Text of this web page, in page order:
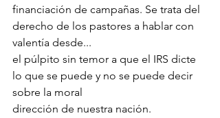
financiación de campañas. Se trata del
derecho de los pastores a hablar con
valentía desde...
el púlpito sin temor a que el IRS dicte
lo que se puede y no se puede decir
sobre la moral
dirección de nuestra nación.